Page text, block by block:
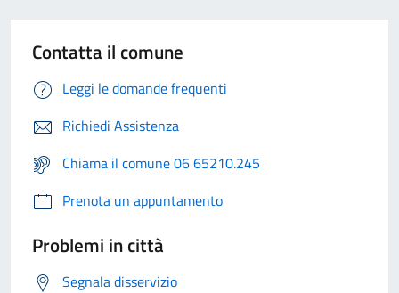
Contatta il comune
Leggi le domande frequenti
Richiedi Assistenza
Chiama il comune 06 65210.245
Prenota un appuntamento
Problemi in città
Segnala disservizio